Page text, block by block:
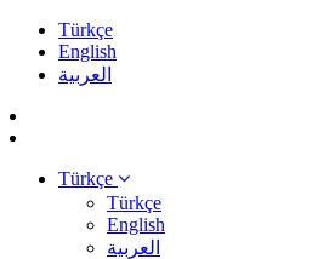
Türkçe
English
العربية
Türkçe
Türkçe
English
العربية